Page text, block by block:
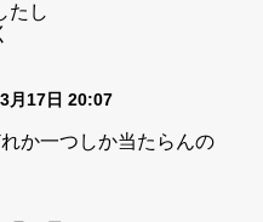
たし
月17日 20:07
か一つしか当たらんの